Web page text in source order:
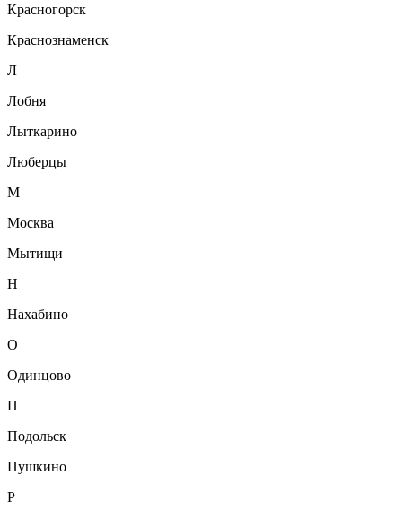
Красногорск
Краснознаменск
Л
Лобня
Лыткарино
Люберцы
М
Москва
Мытищи
Н
Нахабино
О
Одинцово
П
Подольск
Пушкино
Р